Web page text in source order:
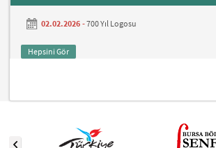
02.02.2026 -700 Yıl Logosu
Hepsini Gör